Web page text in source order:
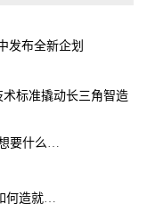
发布全新企划
术标准撬动长三角智造